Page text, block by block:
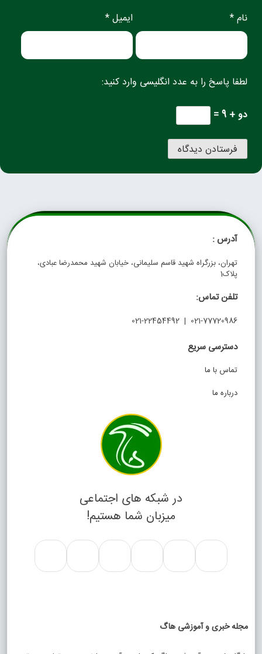
نام * ایمیل *
لطفا پاسخ را به عدد انگلیسی وارد کنید:
دو + 9 =
آدرس :
تهران، بزرگراه شهید قاسم سلیمانی، خیابان شهید محمدرضا عبادی،
پلاک1
تلفن تماس:
021-77720986 | 021-22454492
دسترسی سریع
تماس با ما
درباره ما
در شبکه های اجتماعی
میزبان شما هستیم!
مجله خبری و آموزشی هاگ